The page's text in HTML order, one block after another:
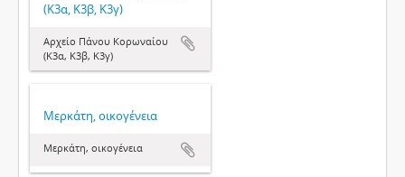
(Κ3α, Κ3β, Κ3γ)
Αρχείο Πάνου Κορωναίου
(Κ3α, Κ3β, Κ3γ)
Μερκάτη, οικογένεια
Μερκάτη, οικογένεια